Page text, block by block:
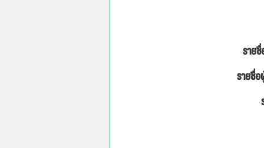
ราย
รายชื่